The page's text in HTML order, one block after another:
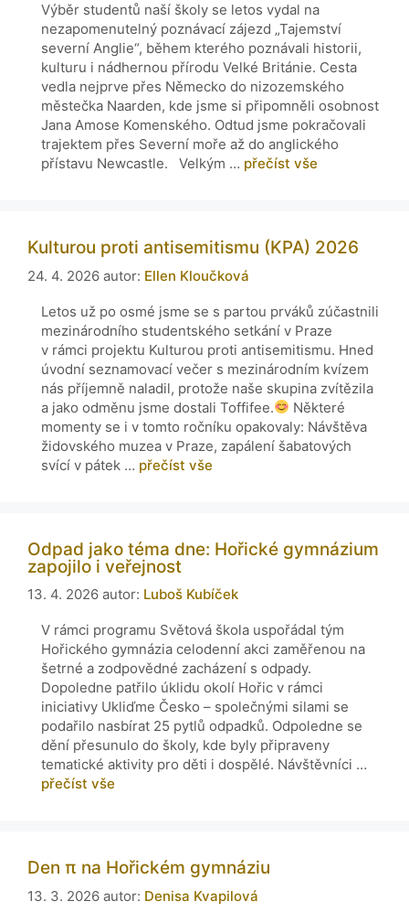
Výběr studentů naší školy se letos vydal na
nezapomenutelný poznávací zájezd „Tajemství
severní Anglie“, během kterého poznávali historii,
kulturu i nádhernou přírodu Velké Británie. Cesta
vedla nejprve přes Německo do nizozemského
městečka Naarden, kde jsme si připomněli osobnost
Jana Amose Komenského. Odtud jsme pokračovali
trajektem přes Severní moře až do anglického
přístavu Newcastle. Velkým … přečíst vše
Kulturou proti antisemitismu (KPA) 2026
24. 4. 2026 autor: Ellen Kloučková
Letos už po osmé jsme se s partou prváků zúčastnili
mezinárodního studentského setkání v Praze
v rámci projektu Kulturou proti antisemitismu. Hned
úvodní seznamovací večer s mezinárodním kvízem
nás příjemně naladil, protože naše skupina zvítězila
a jako odměnu jsme dostali Toffifee.
Některé
momenty se i v tomto ročníku opakovaly: Návštěva
židovského muzea v Praze, zapálení šabatových
svící v pátek … přečíst vše
Odpad jako téma dne: Hořické gymnázium
zapojilo i veřejnost
13. 4. 2026 autor: Luboš Kubíček
V rámci programu Světová škola uspořádal tým
Hořického gymnázia celodenní akci zaměřenou na
šetrné a zodpovědné zacházení s odpady.
Dopoledne patřilo úklidu okolí Hořic v rámci
iniciativy Ukliďme Česko – společnými silami se
podařilo nasbírat 25 pytlů odpadků. Odpoledne se
dění přesunulo do školy, kde byly připraveny
tematické aktivity pro děti i dospělé. Návštěvníci …
přečíst vše
Den π na Hořickém gymnáziu
13. 3. 2026 autor: Denisa Kvapilová